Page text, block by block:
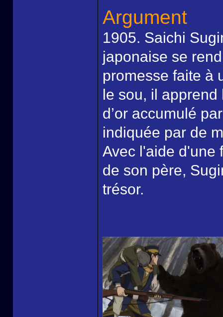
Argument
1905. Saichi
japonaise se
promesse faite à
le sou, il
d’or accumulé
indiquée par de
Avec l'aide d'une
de son père,
trésor.